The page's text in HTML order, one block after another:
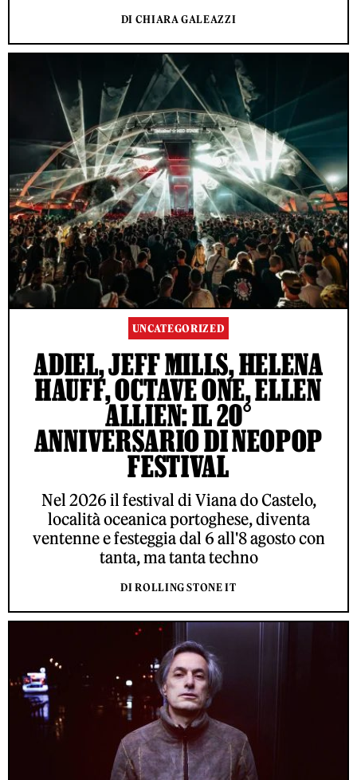
DI CHIARA GALEAZZI
UNCATEGORIZED
ADIEL, JEFF MILLS, HELENA
HAUFF, OCTAVE ONE, ELLEN
ALLIEN: IL 20°
ANNIVERSARIO DI NEOPOP
FESTIVAL
Nel 2026 il festival di Viana do Castelo,
località oceanica portoghese, diventa
ventenne e festeggia dal 6 all'8 agosto con
tanta, ma tanta techno
DI ROLLING STONE IT